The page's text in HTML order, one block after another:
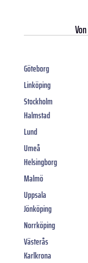
Von
Göteborg
Linköping
Stockholm
Halmstad
Lund
Umeå
Helsingborg
Malmö
Uppsala
Jönköping
Norrköping
Västerås
Karlkrona